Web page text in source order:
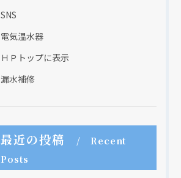
SNS
電気温水器
ＨＰトップに表示
漏水補修
最近の投稿
Recent
Posts